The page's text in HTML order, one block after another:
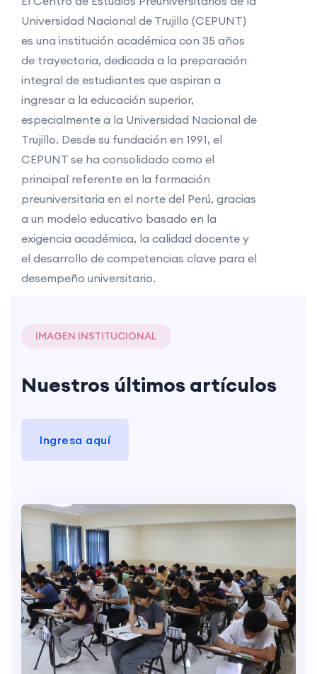
Universidad Nacional de Trujillo (CEPUNT)
es una institución académica con 35 años
de trayectoria, dedicada a la preparación
integral de estudiantes que aspiran a
ingresar a la educación superior,
especialmente a la Universidad Nacional de
Trujillo. Desde su fundación en 1991, el
CEPUNT se ha consolidado como el
principal referente en la formación
preuniversitaria en el norte del Perú, gracias
a un modelo educativo basado en la
exigencia académica, la calidad docente y
el desarrollo de competencias clave para el
desempeño universitario.
IMAGEN INSTITUCIONAL
Nuestros últimos artículos
Ingresa aquí